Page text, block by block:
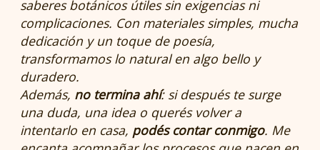
saberes botánicos útiles sin exigencias ni
complicaciones. Con materiales simples, mucha
dedicación y un toque de poesía,
transformamos lo natural en algo bello y
duradero.
Además, no termina ahí: si después te surge
una duda, una idea o querés volver a
intentarlo en casa, podés contar conmigo. Me